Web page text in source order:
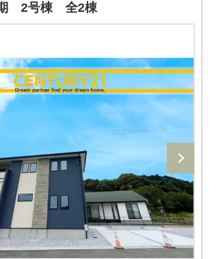
期 2号棟 全2棟